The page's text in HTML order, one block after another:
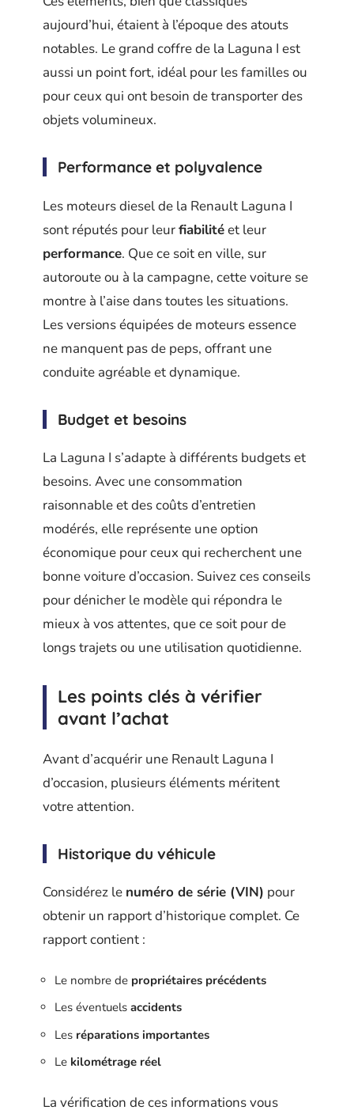
aujourd’hui, étaient à l’époque des atouts
notables. Le grand coffre de la Laguna I est
aussi un point fort, idéal pour les familles ou
pour ceux qui ont besoin de transporter des
objets volumineux.
Performance et polyvalence
Les moteurs diesel de la Renault Laguna I
sont réputés pour leurfiabilitéet leur
performance. Que ce soit en ville, sur
autoroute ou à la campagne, cette voiture se
montre à l’aise dans toutes les situations.
Les versions équipées de moteurs essence
ne manquent pas de peps, offrant une
conduite agréable et dynamique.
Budget et besoins
La Laguna I s’adapte à différents budgets et
besoins. Avec une consommation
raisonnable et des coûts d’entretien
modérés, elle représente une option
économique pour ceux qui recherchent une
bonne voiture d’occasion. Suivez ces conseils
pour dénicher le modèle qui répondra le
mieux à vos attentes, que ce soit pour de
longs trajets ou une utilisation quotidienne.
Les points clés à vérifier
avant l’achat
Avant d’acquérir une Renault Laguna I
d’occasion, plusieurs éléments méritent
votre attention.
Historique du véhicule
Considérez le numéro de série (VIN) pour
obtenir un rapport d’historique complet. Ce
rapport contient :
Le nombre de propriétaires précédents
Les éventuels accidents
Les réparations importantes
Le kilométrage réel
La vérification de ces informations vous